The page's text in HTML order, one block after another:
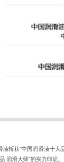
获“中国润滑油十大
润滑大师”的实力印证。